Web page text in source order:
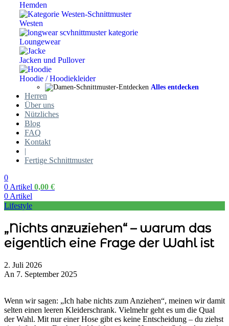
Hemden
Westen
Loungewear
Jacken und Pullover
Hoodie / Hoodiekleider
Alles entdecken
Herren
Über uns
Nützliches
Blog
FAQ
Kontakt
|
Fertige Schnittmuster
0
0 Artikel 0,00 €
0 Artikel
Lifestyle
„Nichts anzuziehen“ – warum das
eigentlich eine Frage der Wahl ist
2. Juli 2026
An 7. September 2025
Wenn wir sagen: „Ich habe nichts zum Anziehen“, meinen wir damit
selten einen leeren Kleiderschrank. Vielmehr geht es um die Qual
der Wahl. Mit nur einer Hose gibt es keine Entscheidung – du ziehst